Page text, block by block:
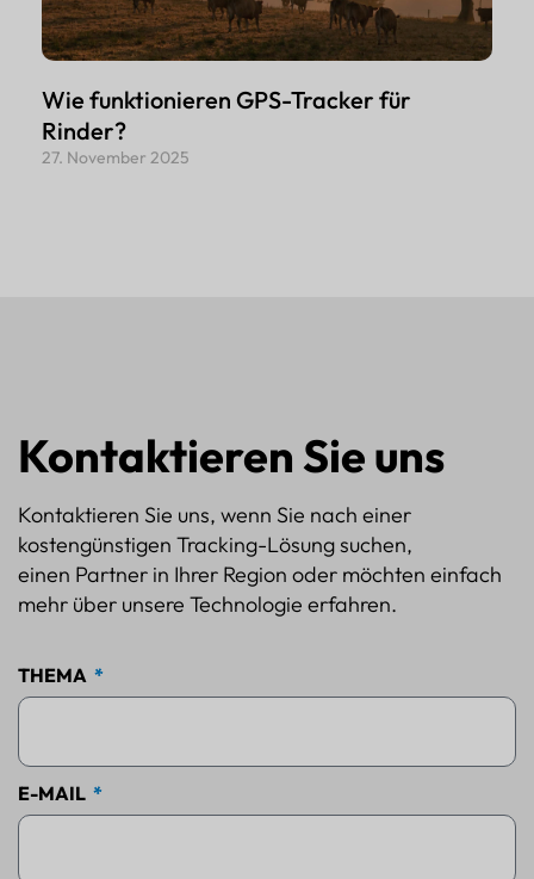
Wie funktionieren GPS-Tracker für
Rinder?
27. November 2025
Kontaktieren Sie uns
Kontaktieren Sie uns, wenn Sie nach einer
kostengünstigen Tracking-Lösung suchen,
einen Partner in Ihrer Region oder möchten einfach
mehr über unsere Technologie erfahren.
THEMA
E-MAIL